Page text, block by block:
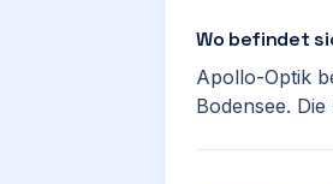
Wo befindet
Apollo-Optik
Bodensee.